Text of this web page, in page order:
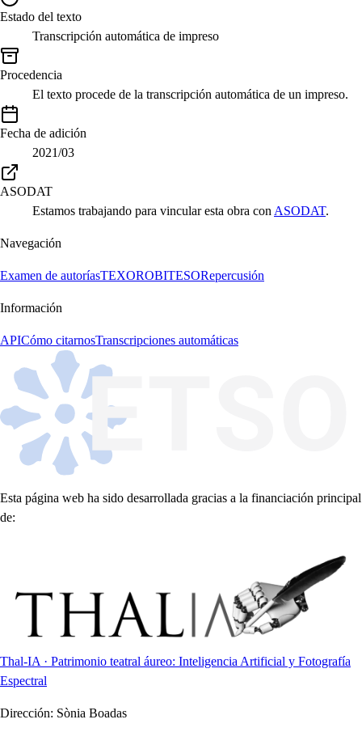
Estado del texto
Transcripción automática de impreso
Procedencia
El texto procede de la transcripción automática de un impreso.
Fecha de adición
2021/03
ASODAT
Estamos trabajando para vincular esta obra con ASODAT.
Navegación
Examen de autoríasTEXOROBITESORepercusión
Información
APICómo citarnosTranscripciones automáticas
Esta página web ha sido desarrollada gracias a la financiación principal
de:
Thal-IA · Patrimonio teatral áureo: Inteligencia Artificial y Fotografía
Espectral
Dirección: Sònia Boadas